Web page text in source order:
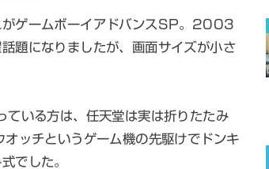
がゲームボーイアドバンスSP。2003
題になりましたが、画面サイズが小さ
いる方は、任天堂は実は折りたたみ
ッチというゲーム機の先駆けでドンキ
でした。